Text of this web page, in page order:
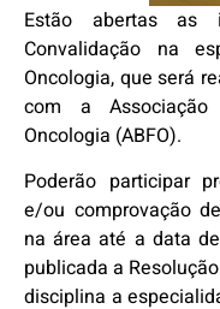
Estão abertas as
Convalidação na
Oncologia, que será
com a
Oncologia (ABFO).
Poderão participar
e/ou comprovação
na área até a data
publicada a
disciplina a